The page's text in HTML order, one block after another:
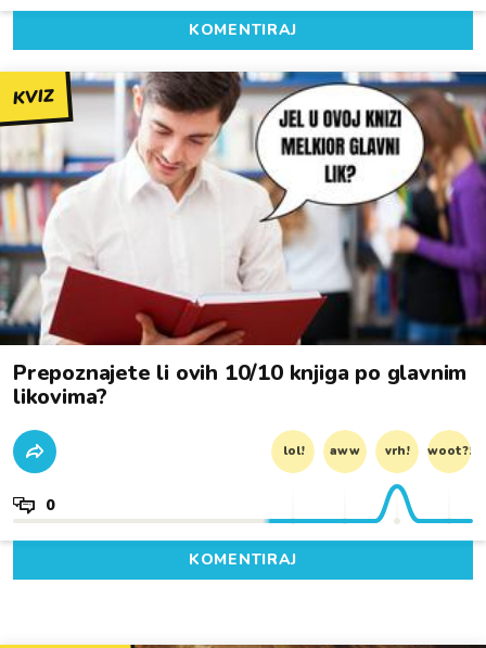
KOMENTIRAJ
KVIZ
Prepoznajete li ovih 10/10 knjiga po glavnim
likovima?
lol! aww vrh! woot?!
0
KOMENTIRAJ